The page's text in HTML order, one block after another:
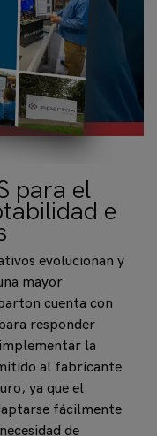
para el
e
evolucionan y
mayor
cuenta con
responder
la
al fabricante
ya que el
fácilmente
de